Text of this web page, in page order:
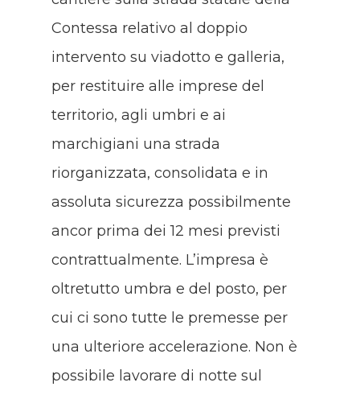
Contessa relativo al doppio
intervento su viadotto e galleria,
per restituire alle imprese del
territorio, agli umbri e ai
marchigiani una strada
riorganizzata, consolidata e in
assoluta sicurezza possibilmente
ancor prima dei 12 mesi previsti
contrattualmente. L’impresa è
oltretutto umbra e del posto, per
cui ci sono tutte le premesse per
una ulteriore accelerazione. Non è
possibile lavorare di notte sul